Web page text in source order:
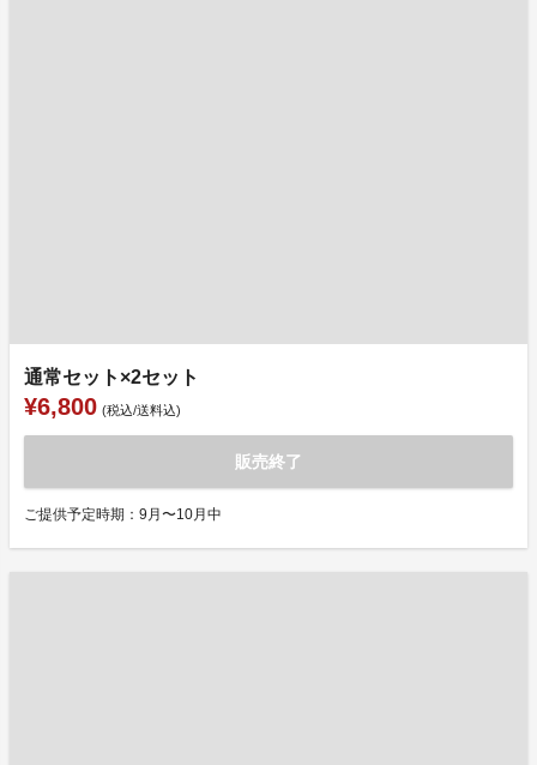
通常セット×2セット
¥6,800 (税込/送料込)
販売終了
ご提供予定時期：9月〜10月中